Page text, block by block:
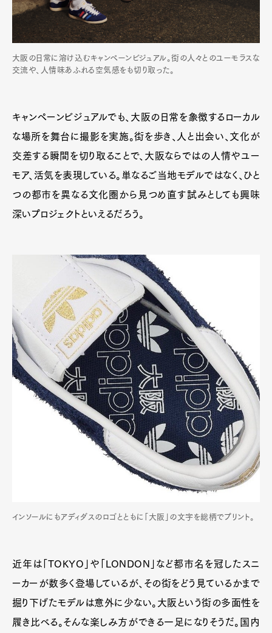
Art&DesignWatchFashion
GourmetCars
ProductCulture Lifestyle
Pen Membership
Magazine
Pen Meet
Pen international Pen tw
大阪の日常に溶け込むキャンペーンビジュアル。街の人々とのユーモラスな
交流や、人情味あふれる空気感をも切り取った。
キャンペーンビジュアルでも、大阪の日常を象徴するローカル
な場所を舞台に撮影を実施。街を歩き、人と出会い、文化が
交差する瞬間を切り取ることで、大阪ならではの人情やユー
モア、活気を表現している。単なるご当地モデルではなく、ひと
つの都市を異なる文化圏から見つめ直す試みとしても興味
深いプロジェクトといえるだろう。
インソールにもアディダスのロゴとともに「大阪」の文字を総柄でプリント。
近年は「TOKYO」や「LONDON」など都市名を冠したスニ
ーカーが数多く登場しているが、その街をどう見ているかまで
掘り下げたモデルは意外に少ない。大阪という街の多面性を
履き比べる。そんな楽しみ方ができる一足になりそうだ。国内